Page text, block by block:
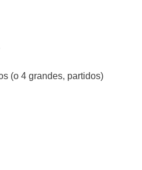
(o 4 grandes, partidos)